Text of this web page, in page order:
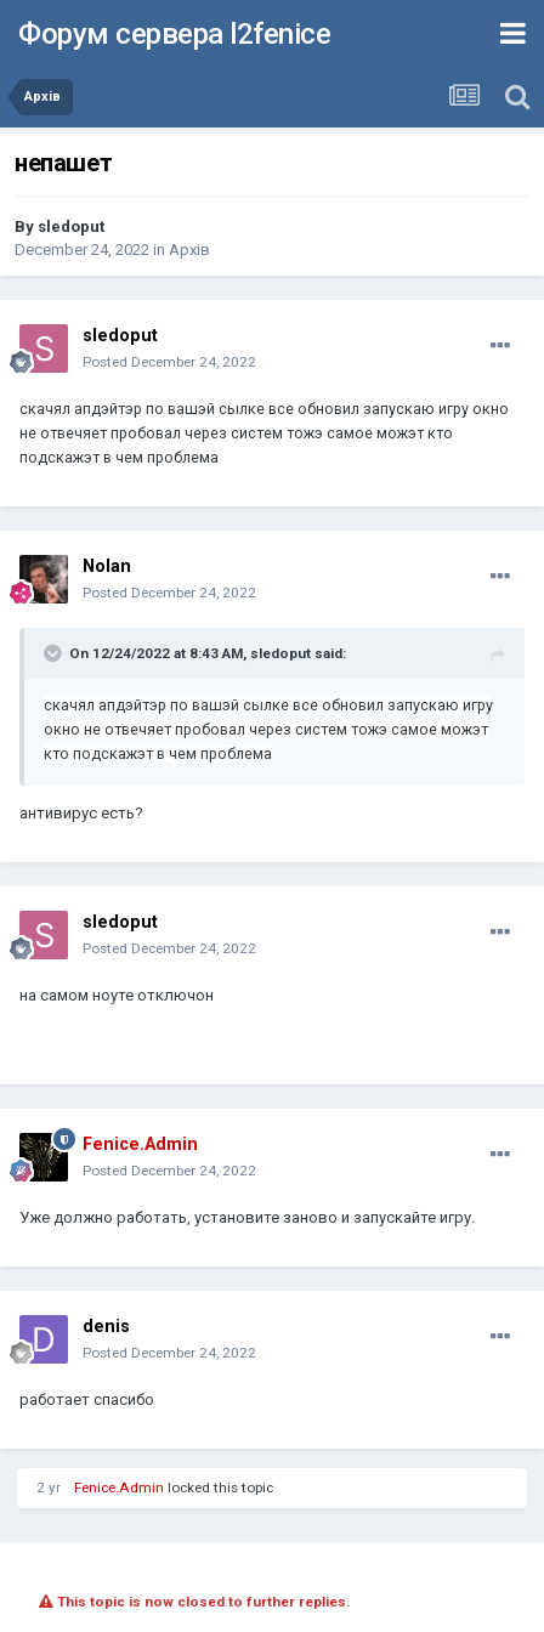
Форум сервера l2fenice
Архів
непашет
By sledoput
December 24, 2022 in Архів
sledoput
Posted December 24, 2022
скачял апдэйтэр по вашэй сылке все обновил запускаю игру окно
не отвечяет пробовал через систем тожэ самое можэт кто
подскажэт в чем проблема
Nolan
Posted December 24, 2022
On 12/24/2022 at 8:43 AM, sledoput said:
скачял апдэйтэр по вашэй сылке все обновил запускаю игру
окно не отвечяет пробовал через систем тожэ самое можэт
кто подскажэт в чем проблема
антивирус есть?
sledoput
Posted December 24, 2022
на самом ноуте отключон
Fenice.Admin
Posted December 24, 2022
Уже должно работать, установите заново и запускайте игру.
denis
Posted December 24, 2022
работает спасибо
2 yr Fenice.Admin locked this topic
This topic is now closed to further replies.